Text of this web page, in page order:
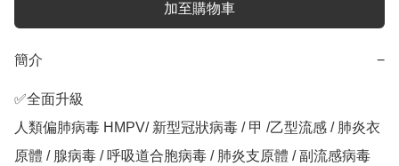
加至購物車
簡介 −
✅全面升級
人類偏肺病毒 HMPV/ 新型冠狀病毒 / 甲 /乙型流感 / 肺炎衣
原體 / 腺病毒 / 呼吸道合胞病毒 / 肺炎支原體 / 副流感病毒